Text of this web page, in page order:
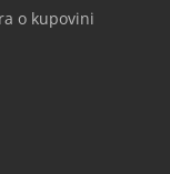
o kupovini